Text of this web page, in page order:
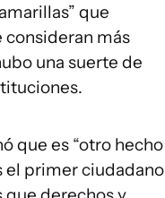
que
consideran más
una suerte de
que es “otro hecho
el primer ciudadano